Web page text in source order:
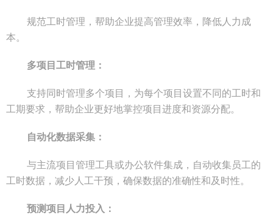
规范工时管理，帮助企业提高管理效率，降低人力成
本。
多项目工时管理：
支持同时管理多个项目，为每个项目设置不同的工时和
工期要求，帮助企业更好地掌控项目进度和资源分配。
自动化数据采集：
与主流项目管理工具或办公软件集成，自动收集员工的
工时数据，减少人工干预，确保数据的准确性和及时性。
预测项目人力投入：